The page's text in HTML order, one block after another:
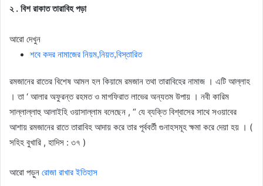
২ . বিশ রাকাত তারাবিহ পড়া
আরো দেখুন
শবে কদর নামাজের নিয়ম,নিয়ত,বিস্তারিত
রমজানের রাতের বিশেষ আমল হল কিয়ামে রমজান তথা তারাবিহের নামাজ । এটি আল্লাহ
। তা ‘ আলার অফুরন্ত রহমত ও মাগফিরাত লাভের অন্যতম উপায় । নবী কারিম
সাল্লাল্লাহু আলাইহি ওয়াসাল্লাম বলেছেন , “ যে ব্যক্তি বিশ্বাসের সাথে সওয়াবের
আশায় রমজানের রাতে তারাবিহ আদায় করে তার পূর্ববর্তী গুনাহসমূহ ক্ষমা করে দেয়া হয় । (
সহিহ বুখারি , হাদিস : ৩৭ )
আরো পড়ুন রোজা রাখার ইতিহাস